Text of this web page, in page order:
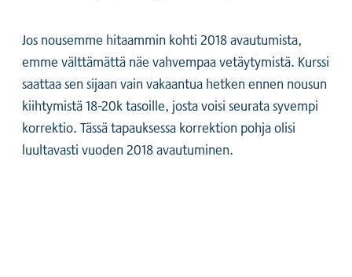
Jos nousemme hitaammin kohti 2018 avautumista,
emme välttämättä näe vahvempaa vetäytymistä. Kurssi
saattaa sen sijaan vain vakaantua hetken ennen nousun
kiihtymistä 18-20k tasoille, josta voisi seurata syvempi
korrektio. Tässä tapauksessa korrektion pohja olisi
luultavasti vuoden 2018 avautuminen.